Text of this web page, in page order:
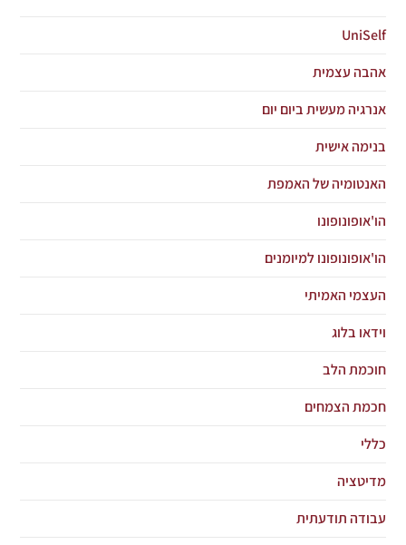
UniSelf
אהבה עצמית
אנרגיה מעשית ביום יום
בנימה אישית
האנטומיה של האמפת
הו'אופונופונו
הו'אופונופונו למיומנים
העצמי האמיתי
וידאו בלוג
חוכמת הלב
חכמת הצמחים
כללי
מדיטציה
עבודה תודעתית